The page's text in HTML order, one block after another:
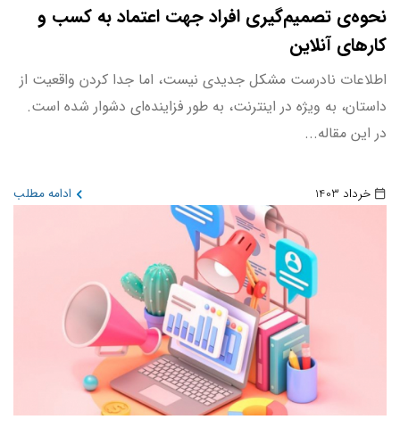
نحوه‌ی تصمیم‌گیری افراد جهت اعتماد به کسب و
کارهای آنلاین
اطلاعات نادرست مشکل جدیدی نیست، اما جدا کردن واقعیت از
داستان، به ویژه در اینترنت، به طور فزاینده‌ای دشوار شده است.
در این مقاله...
خرداد 1403 ادامه مطلب